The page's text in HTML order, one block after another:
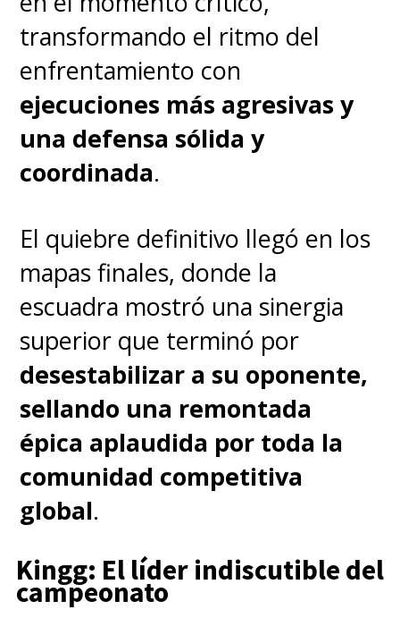
Temporada 2026
delVALORANT Champions
Tour (VCT) ya agotó sus
entradas para las partidas de
su último fin de semana, con
los tickets para la gran final
desapareciendo en cuestión
de horas.
transformando el ritmo del
enfrentamiento con
ejecuciones más agresivas y
una defensa sólida y
coordinada.
El quiebre definitivo llegó en los
mapas finales, donde la
escuadra mostró una sinergia
superior que terminó por
desestabilizar a su oponente,
sellando una remontada
épica aplaudida por toda la
comunidad competitiva
global.
Kingg: El líder indiscutible del
campeonato